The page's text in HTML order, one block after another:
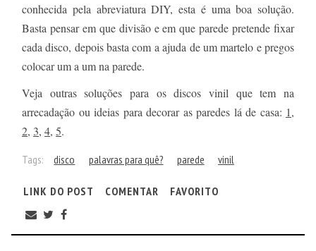
conhecida pela abreviatura DIY, esta é uma boa solução.
Basta pensar em que divisão e em que parede pretende fixar
cada disco, depois basta com a ajuda de um martelo e pregos
colocar um a um na parede.
Veja outras soluções para os discos vinil que tem na
arrecadação ou ideias para decorar as paredes lá de casa: 1,
2, 3, 4, 5.
Tags: disco palavras para quê? parede vinil
LINK DO POST COMENTAR FAVORITO